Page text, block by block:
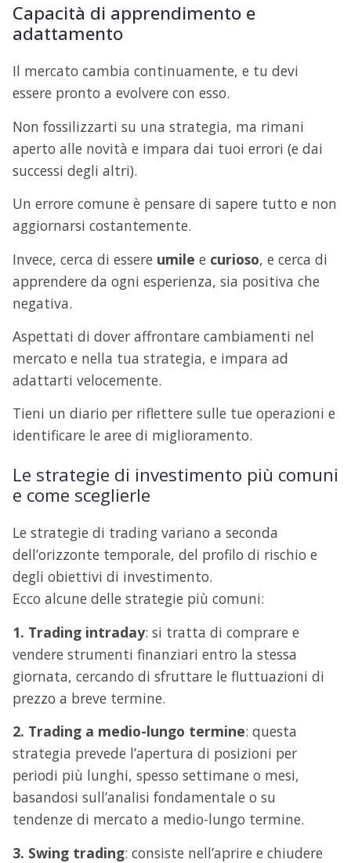
Capacità di apprendimento e
adattamento
Il mercato cambia continuamente, e tu devi
essere pronto a evolvere con esso.
Non fossilizzarti su una strategia, ma rimani
aperto alle novità e impara dai tuoi errori (e dai
successi degli altri).
Un errore comune è pensare di sapere tutto e non
aggiornarsi costantemente.
Invece, cerca di essere umile e curioso, e cerca di
apprendere da ogni esperienza, sia positiva che
negativa.
Aspettati di dover affrontare cambiamenti nel
mercato e nella tua strategia, e impara ad
adattarti velocemente.
Tieni un diario per riflettere sulle tue operazioni e
identificare le aree di miglioramento.
Le strategie di investimento più comuni
e come sceglierle
Le strategie di trading variano a seconda
dell’orizzonte temporale, del profilo di rischio e
degli obiettivi di investimento.
Ecco alcune delle strategie più comuni:
1. Trading intraday: si tratta di comprare e
vendere strumenti finanziari entro la stessa
giornata, cercando di sfruttare le fluttuazioni di
prezzo a breve termine.
2. Trading a medio-lungo termine: questa
strategia prevede l’apertura di posizioni per
periodi più lunghi, spesso settimane o mesi,
basandosi sull’analisi fondamentale o su
tendenze di mercato a medio-lungo termine.
3. Swing trading: consiste nell’aprire e chiudere